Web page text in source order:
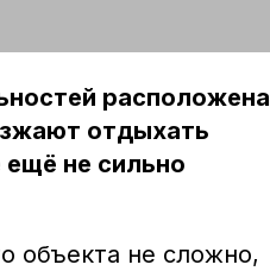
расположена
отдыхать
не сильно
объекта не сложно,